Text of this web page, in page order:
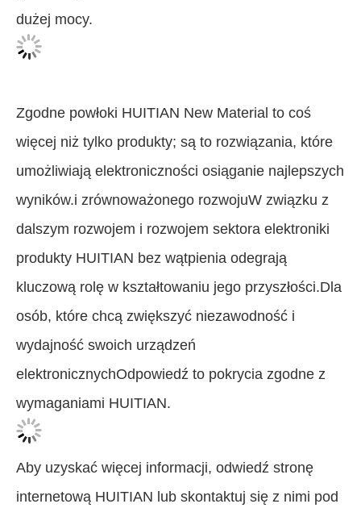
dużej mocy.
Zgodne powłoki HUITIAN New Material to coś
więcej niż tylko produkty; są to rozwiązania, które
umożliwiają elektroniczności osiąganie najlepszych
wyników.i zrównoważonego rozwojuW związku z
dalszym rozwojem i rozwojem sektora elektroniki
produkty HUITIAN bez wątpienia odegrają
kluczową rolę w kształtowaniu jego przyszłości.Dla
osób, które chcą zwiększyć niezawodność i
wydajność swoich urządzeń
elektronicznychOdpowiedź to pokrycia zgodne z
wymaganiami HUITIAN.
Aby uzyskać więcej informacji, odwiedź stronę
internetową HUITIAN lub skontaktuj się z nimi pod